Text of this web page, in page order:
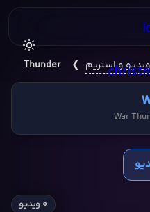
ویدیو و استریم ❯
War Thunder
۰ ویدیو